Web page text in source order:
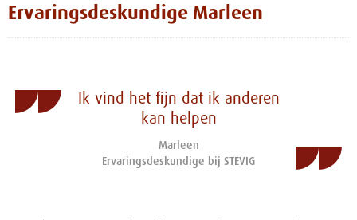
Ervaringsdeskundige Marleen
Ik vind het fijn dat ik anderen
kan helpen
Marleen
Ervaringsdeskundige bij STEVIG